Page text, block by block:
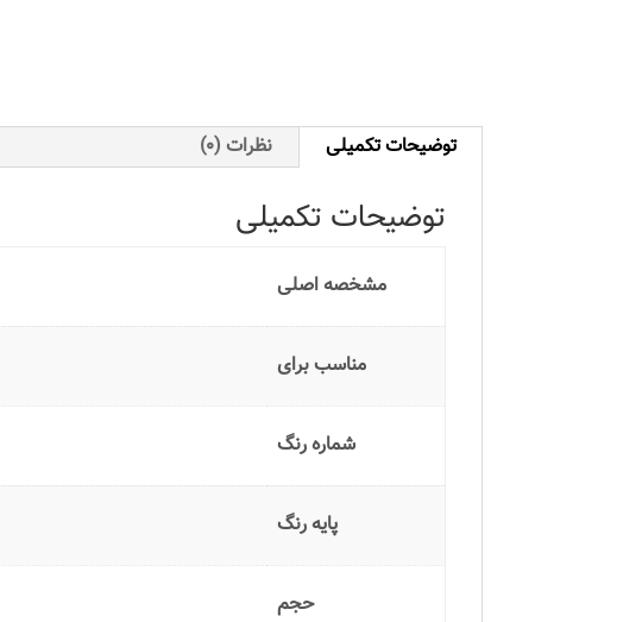
توضیحات تکمیلی نظرات (0)
توضیحات تکمیلی
مشخصه اصلی
مناسب برای
شماره رنگ
پایه رنگ
حجم